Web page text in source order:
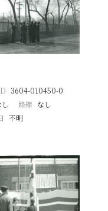
3604-010450-0
し 路線 なし
不明